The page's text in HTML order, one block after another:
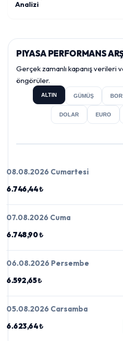
Analizi
PIYASA PERFORMANS
Gerçek zamanlı kapanış verileri
öngörüler.
ALTIN GÜMÜŞ
DOLAR EURO
08.08.2026 Cumartesi
6.746,44 ₺
07.08.2026 Cuma
6.748,90 ₺
06.08.2026 Persembe
6.592,65 ₺
05.08.2026 Carsamba
6.623,64 ₺